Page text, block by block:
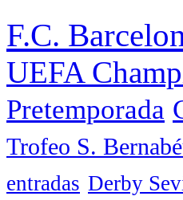
F.C.
UEFA
Pretemporada
Trofeo S.
entradas Derby